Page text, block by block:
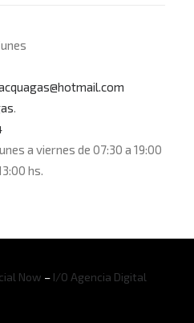
.
a viernes de 07:30 a 19:00
hs.
Now – I/O Agencia Digital